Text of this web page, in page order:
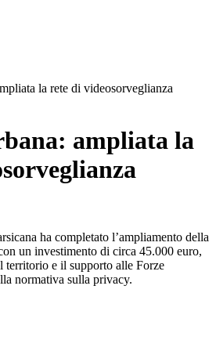
la rete di videosorveglianza
ampliata la
ha completato l’ampliamento della
un investimento di circa 45.000 euro,
e il supporto alle Forze
normativa sulla privacy.